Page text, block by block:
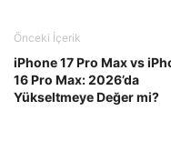
Önceki İçerik
iPhone 17 Pro Max vs
16 Pro Max: 2026’da
Yükseltmeye Değer mi?